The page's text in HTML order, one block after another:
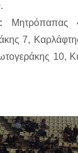
Μητρόπαπας
7,
10,